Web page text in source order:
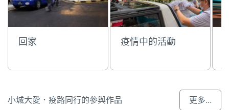
回家 疫情中的活動
小城大愛．疫路同行的參與作品 更多...